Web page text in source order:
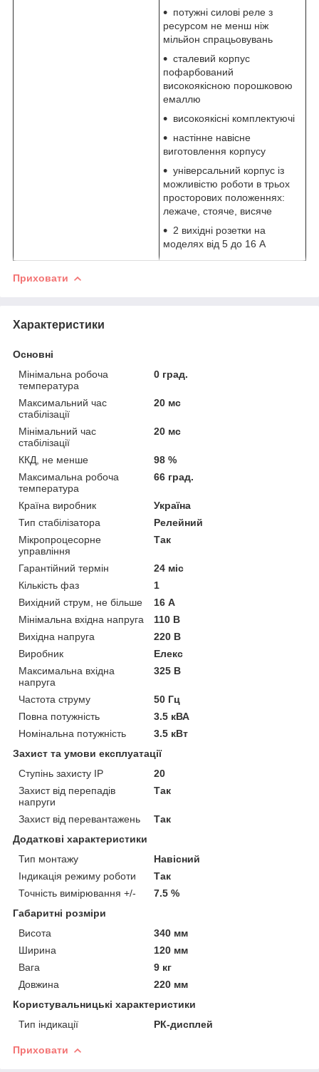
потужні силові реле з
ресурсом не менш ніж
мільйон спрацьовувань
сталевий корпус
пофарбований
високоякісною порошковою
емаллю
високоякісні комплектуючі
настінне навісне
виготовлення корпусу
універсальний корпус із
можливістю роботи в трьох
просторових положеннях:
лежаче, стояче, висяче
2 вихідні розетки на
моделях від 5 до 16 А
Приховати
Характеристики
Основні
Мінімальна робоча
температура
0 град.
Максимальний час
стабілізації
20 мс
Мінімальний час
стабілізації
20 мс
ККД, не менше
98 %
Максимальна робоча
температура
66 град.
Країна виробник
Україна
Тип стабілізатора
Релейний
Мікропроцесорне
управління
Так
Гарантійний термін
24 міс
Кількість фаз
1
Вихідний струм, не більше
16 А
Мінімальна вхідна напруга
110 В
Вихідна напруга
220 В
Виробник
Елекс
Максимальна вхідна
напруга
325 В
Частота струму
50 Гц
Повна потужність
3.5 кВА
Номінальна потужність
3.5 кВт
Захист та умови експлуатації
Ступінь захисту IP
20
Захист від перепадів
напруги
Так
Захист від перевантажень
Так
Додаткові характеристики
Тип монтажу
Навісний
Індикація режиму роботи
Так
Точність вимірювання +/-
7.5 %
Габаритні розміри
Висота
340 мм
Ширина
120 мм
Вага
9 кг
Довжина
220 мм
Користувальницькі характеристики
Тип індикації
РК-дисплей
Приховати